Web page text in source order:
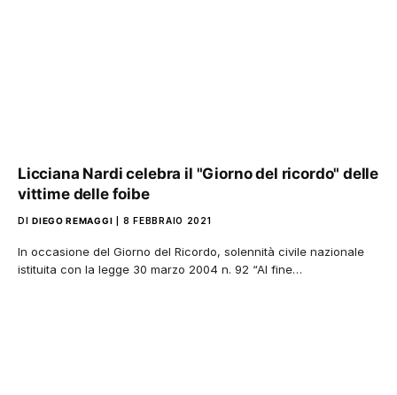
Licciana Nardi celebra il "Giorno del ricordo" delle
vittime delle foibe
DI DIEGO REMAGGI 8 FEBBRAIO 2021
In occasione del Giorno del Ricordo, solennità civile nazionale
istituita con la legge 30 marzo 2004 n. 92 “Al fine…